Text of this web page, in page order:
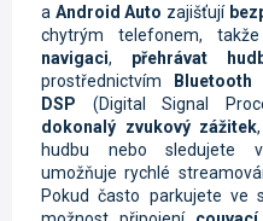
a Android Auto zajišťují
chytrým telefonem,
navigaci, přehrávat
prostřednictvím
Bluetooth
DSP (Digital Signal
dokonalý zvukový zážitek
hudbu nebo sledujete
umožňuje rychlé
Pokud často parkujete ve